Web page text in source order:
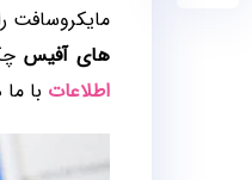
مایکروسافت
های آفیس
اطلاعات با